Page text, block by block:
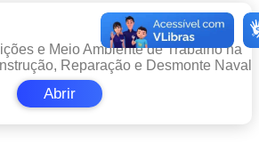
e Meio Ambiente de Trabalho na
Reparação e Desmonte Naval
Abrir